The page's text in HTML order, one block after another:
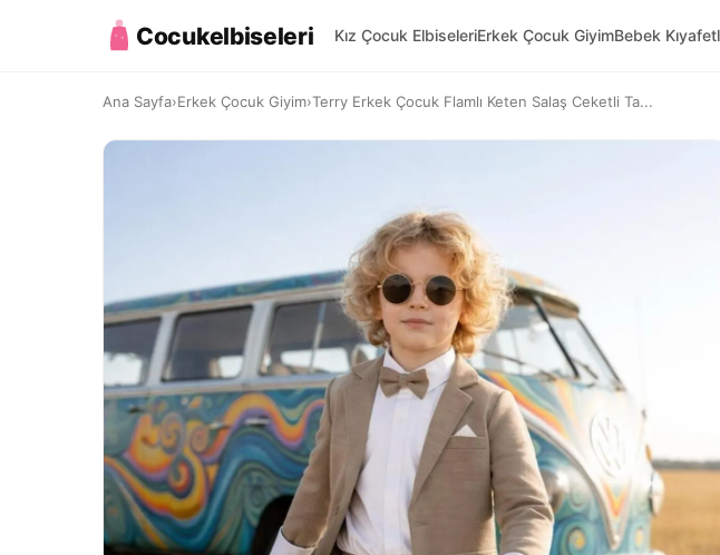
Cocukelbiseleri Kız Çocuk ElbiseleriErkek Çocuk GiyimBebek
Ana Sayfa›Erkek Çocuk Giyim›Terry Erkek Çocuk Flamlı Keten Salaş Ceketli Ta...